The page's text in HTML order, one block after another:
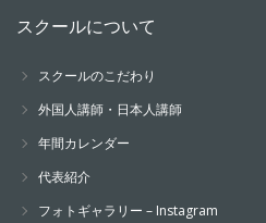
スクールについて
スクールのこだわり
外国人講師・日本人講師
年間カレンダー
代表紹介
フォトギャラリー – Instagram